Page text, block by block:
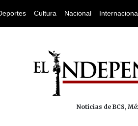
Cultura Nacional
Noticias de BCS,